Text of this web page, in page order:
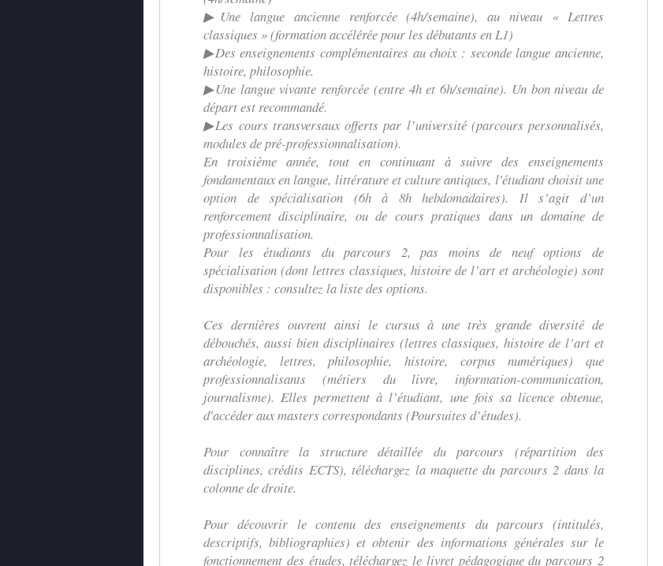
▶Une langue ancienne renforcée (4h/semaine), au niveau « Lettres
classiques » (formation accélérée pour les débutants en L1)
▶Des enseignements complémentaires au choix : seconde langue ancienne,
histoire, philosophie.
▶Une langue vivante renforcée (entre 4h et 6h/semaine). Un bon niveau de
départ est recommandé.
▶Les cours transversaux offerts par l’université (parcours personnalisés,
modules de pré-professionnalisation).
En troisième année, tout en continuant à suivre des enseignements
fondamentaux en langue, littérature et culture antiques, l'étudiant choisit une
option de spécialisation (6h à 8h hebdomadaires). Il s’agit d’un
renforcement disciplinaire, ou de cours pratiques dans un domaine de
professionnalisation.
Pour les étudiants du parcours 2, pas moins de neuf options de
spécialisation (dont lettres classiques, histoire de l’art et archéologie) sont
disponibles : consultez la liste des options.
Ces dernières ouvrent ainsi le cursus à une très grande diversité de
débouchés, aussi bien disciplinaires (lettres classiques, histoire de l’art et
archéologie, lettres, philosophie, histoire, corpus numériques) que
professionnalisants (métiers du livre, information-communication,
journalisme). Elles permettent à l’étudiant, une fois sa licence obtenue,
d'accéder aux masters correspondants (Poursuites d’études).
Pour connaître la structure détaillée du parcours (répartition des
disciplines, crédits ECTS), téléchargez la maquette du parcours 2 dans la
colonne de droite.
Pour découvrir le contenu des enseignements du parcours (intitulés,
descriptifs, bibliographies) et obtenir des informations générales sur le
fonctionnement des études, téléchargez le livret pédagogique du parcours 2